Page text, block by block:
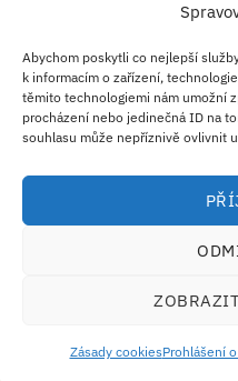
Abychom poskytli co nejlepší
k informacím o zařízení,
těmito technologiemi nám umožní
procházení nebo jedinečná ID na
souhlasu může nepříznivě ovlivnit
Zásady cookiesProhlášení
Credit
Card
2
ZÁSADY DOPRAVY
OBCHODNÍ PODMÍNKY
OMEZENÍ
Antim I Street, No. 14, fl. 2,
IČO (EIK/UIC/TIN):
·
Provozovatel potravinářského
Česká obchodní
Doplňky stravy nejsou náhradou za